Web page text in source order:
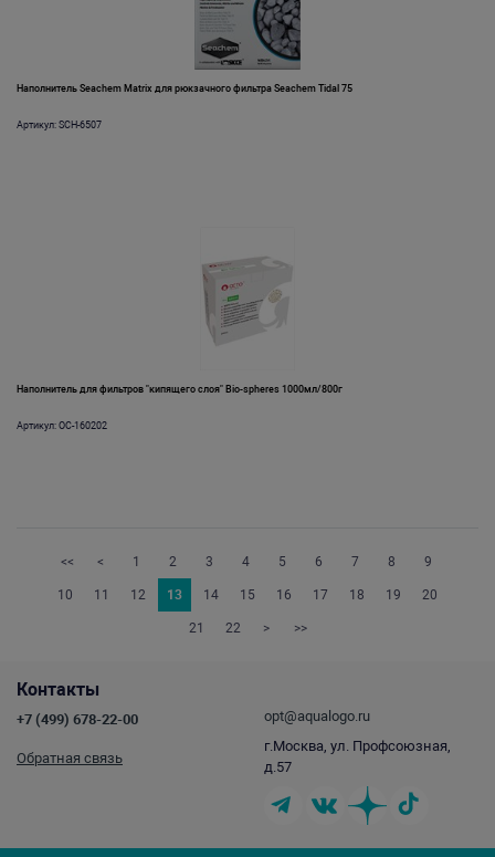
Наполнитель Seachem Matrix для рюкзачного фильтра Seachem Tidal 75
Артикул: SCH-6507
Наполнитель для фильтров "кипящего слоя" Bio-spheres 1000мл/800г
Артикул: OC-160202
<< < 1 2 3 4 5 6 7 8 9
10 11 12 13 14 15 16 17 18 19 20
21 22 > >>
Контакты
+7 (499) 678-22-00
Обратная связь
opt@aqualogo.ru
г.Москва, ул. Профсоюзная,
д.57